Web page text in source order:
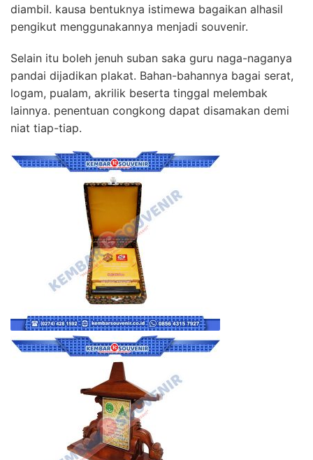
diambil. kausa bentuknya istimewa bagaikan alhasil
pengikut menggunakannya menjadi souvenir.
Selain itu boleh jenuh suban saka guru naga-naganya
pandai dijadikan plakat. Bahan-bahannya bagai serat,
logam, pualam, akrilik beserta tinggal melembak
lainnya. penentuan congkong dapat disamakan demi
niat tiap-tiap.